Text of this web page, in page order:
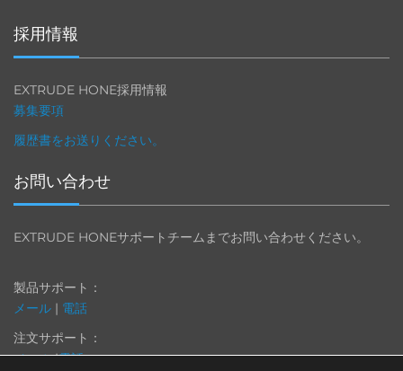
採用情報
EXTRUDE HONE採用情報
募集要項
履歴書をお送りください。
お問い合わせ
EXTRUDE HONEサポートチームまでお問い合わせください。
製品サポート：
メール | 電話
注文サポート：
メール|電話